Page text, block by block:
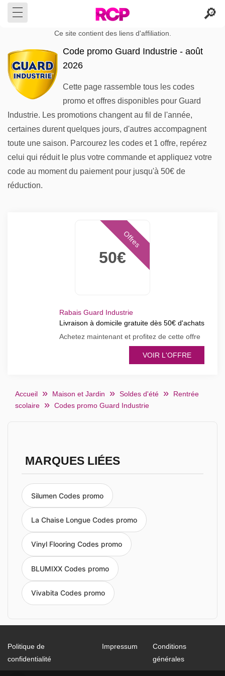
Ce site contient des liens d'affiliation.
Code promo Guard Industrie - août
2026
Cette page rassemble tous les codes
promo et offres disponibles pour Guard
Industrie. Les promotions changent au fil de l'année,
certaines durent quelques jours, d'autres accompagnent
toute une saison. Parcourez les codes et 1 offre, repérez
celui qui réduit le plus votre commande et appliquez votre
code au moment du paiement pour jusqu'à 50€ de
réduction.
50€
Offres
Rabais Guard Industrie
Livraison à domicile gratuite dès 50€ d'achats
Achetez maintenant et profitez de cette offre
VOIR L'OFFRE
Accueil Maison et Jardin Soldes d'été
Rentrée
scolaire
Codes promo Guard Industrie
MARQUES LIÉES
Silumen Codes promo
La Chaise Longue Codes promo
Vinyl Flooring Codes promo
BLUMIXX Codes promo
Vivabita Codes promo
Politique de
confidentialité
Impressum
Conditions
générales